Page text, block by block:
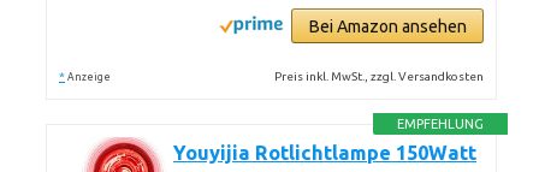
Bei Amazon ansehen
* Anzeige Preis inkl. MwSt., zzgl. Versandkosten
EMPFEHLUNG
Youyijia Rotlichtlampe 150Watt